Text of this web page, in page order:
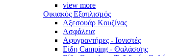
view more
Οικιακός Εξοπλισμός
Αξεσουάρ Κουζίνας
Ασφάλεια
Αφυγραντήρες - Ιονιστές
Είδη Camping - Θαλάσσης